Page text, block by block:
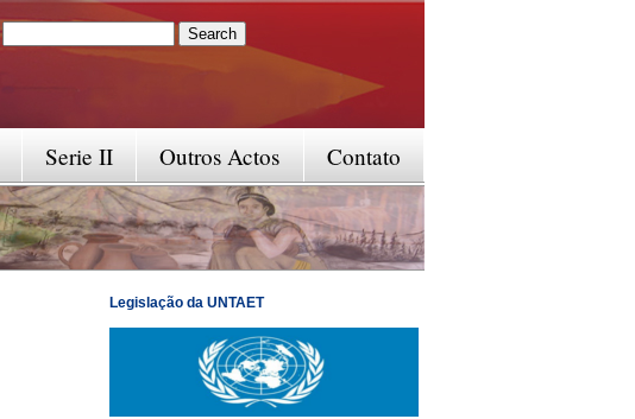
Search form
Contato
Outros Actos
Serie II
Legislação da UNTAET